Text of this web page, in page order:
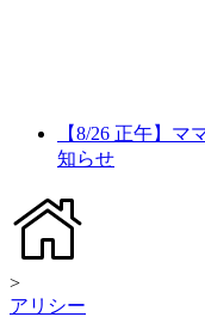
【8/26 正午】マ
知らせ
>
アリシー